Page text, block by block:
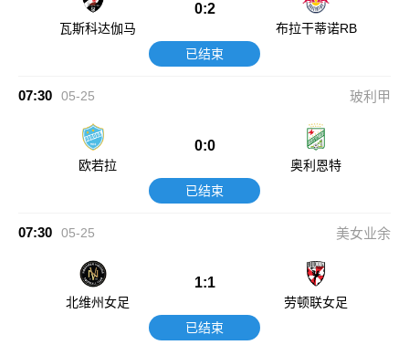
瓦斯科达伽马
0:2
布拉干蒂诺RB
已结束
07:30 05-25 玻利甲
欧若拉
0:0
奥利恩特
已结束
07:30 05-25 美女业余
北维州女足
1:1
劳顿联女足
已结束